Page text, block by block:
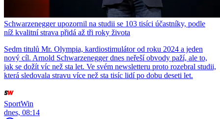
Schwarzenegger upozornil na studii se 103 tisíci účastníky, podle
níž kvalitní strava přidá až tři roky života
Sedm titulů Mr. Olympia, kardiostimulátor od roku 2024 a jeden
nový cíl. Arnold Schwarzenegger dnes neřeší obvody paží, ale to,
jak se dožít víc než sta let. Ve svém newsletteru proto rozebral studii,
která sledovala stravu více než sta tisíc lidí po dobu deseti let.
SportWin
dnes, 08:14